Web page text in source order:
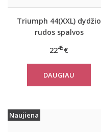
Triumph 44(XXL) dydžio
rudos spalvos
Climate Control LSL Top
Turtle Neck
2245€
DAUGIAU
Naujiena